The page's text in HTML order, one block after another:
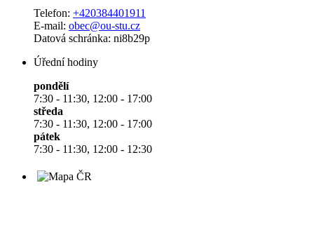
Telefon: +420384401911
E-mail: obec@ou-stu.cz
Datová schránka: ni8b29p
Úřední hodiny
pondělí
7:30 - 11:30, 12:00 - 17:00
středa
7:30 - 11:30, 12:00 - 17:00
pátek
7:30 - 11:30, 12:00 - 12:30